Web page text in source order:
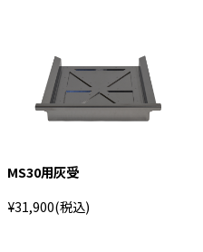
MS30用灰受
¥31,900(税込)